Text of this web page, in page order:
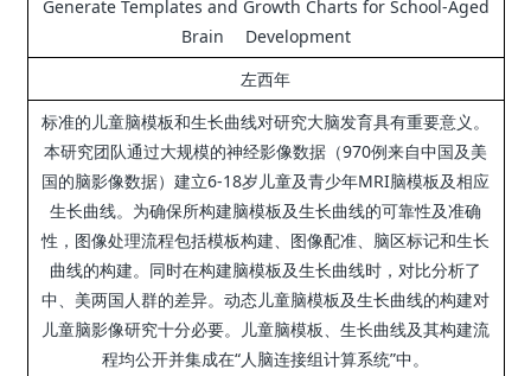
Generate Templates and Growth Charts for School-Aged
Brain Development
左西年
标准的儿童脑模板和生长曲线对研究大脑发育具有重要意义。
本研究团队通过大规模的神经影像数据（970例来自中国及美
国的脑影像数据）建立6-18岁儿童及青少年MRI脑模板及相应
生长曲线。 为确保所构建脑模板及生长曲线的可靠性及准确
性，图像处理流程包括模板构建、图像配准、脑区标记和生长
曲线的构建。 同时在构建脑模板及生长曲线时，对比分析了
中、美两国人群的差异。 动态儿童脑模板及生长曲线的构建对
儿童脑影像研究十分必要。 儿童脑模板、生长曲线及其构建流
程均公开并集成在“人脑连接组计算系统”中。